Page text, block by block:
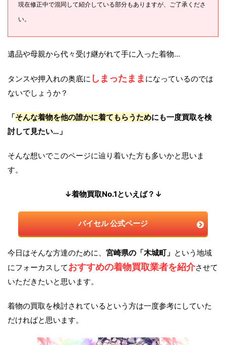
現在修正中で混同して紹介している部分もありますが、ご了承くださ
い。
遺品や母親から代々受け継がれて手に入った着物…
タンスや押入れの奥底に しまったまま になっているのでは
ないでしょうか？
「そんな着物を他の誰かに着てもらうためにも一度買取を検
討して見たい…」
そんな想いでこのページに辿り着いた方も多いかと思いま
す。
↓着物買取No.1といえば？↓
バイセル 公式ページ
今日はそんな方達のために、 宮崎県の「木城町」 という地域
にフォーカスしておすすめの着物買取業者を紹介させて
いただきたいと思います。
着物の買取を検討されているという方は一度参考にしていた
だければと思います。